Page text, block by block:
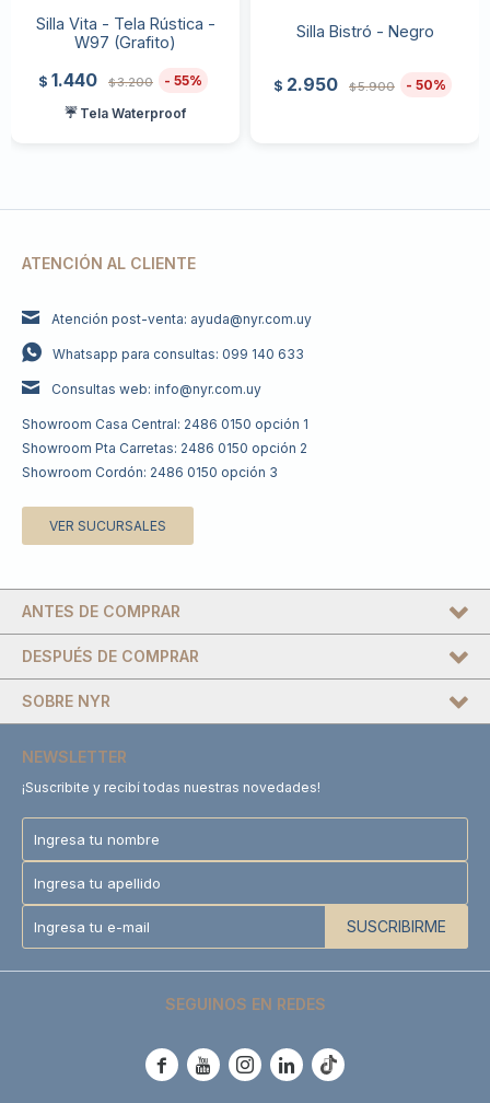
Silla Vita - Tela Rústica -
W97 (Grafito)
$ 1.440 $3.200
55
☔ Tela Waterproof
Silla Bistró - Negro
$ 2.950 $5.900 50
ATENCIÓN AL CLIENTE
Atención post-venta: ayuda@nyr.com.uy
Whatsapp para consultas: 099 140 633
Consultas web: info@nyr.com.uy
Showroom Casa Central: 2486 0150 opción 1
Showroom Pta Carretas: 2486 0150 opción 2
Showroom Cordón: 2486 0150 opción 3
VER SUCURSALES
DESPUÉS DE COMPRAR
SOBRE NYR
ANTES DE COMPRAR
NEWSLETTER
¡Suscribite y recibí todas nuestras novedades!
SUSCRIBIRME
SEGUINOS EN REDES
    